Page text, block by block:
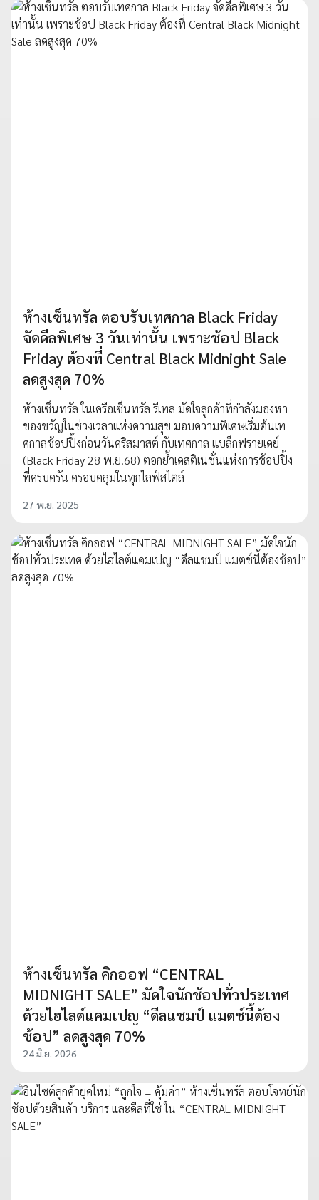
ห้างเซ็นทรัล ตอบรับเทศกาล Black Friday
จัดดีลพิเศษ 3 วันเท่านั้น เพราะช้อป Black
Friday ต้องที่ Central Black Midnight Sale
ลดสูงสุด 70%
ห้างเซ็นทรัล ในเครือเซ็นทรัล รีเทล มัดใจลูกค้าที่กำลังมองหา
ของขวัญในช่วงเวลาแห่งความสุข มอบความพิเศษเริ่มต้นเท
ศกาลช้อปปิ้งก่อนวันคริสมาสต์ กับเทศกาล แบล็กฟรายเดย์
(Black Friday 28 พ.ย.68) ตอกย้ำเดสติเนชั่นแห่งการช้อปปิ้ง
ที่ครบครัน ครอบคลุมในทุกไลฟ์สไตล์
27 พ.ย. 2025
ห้างเซ็นทรัล คิกออฟ “CENTRAL
MIDNIGHT SALE” มัดใจนักช้อปทั่วประเทศ
ด้วยไฮไลต์แคมเปญ “ดีลแชมป์ แมตช์นี้ต้อง
ช้อป” ลดสูงสุด 70%
24 มิ.ย. 2026